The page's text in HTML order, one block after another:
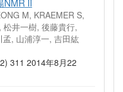
M, KRAEMER S,
松井一樹, 後藤貴行,
, 山浦淳一, 吉田紘
311 2014年8月22